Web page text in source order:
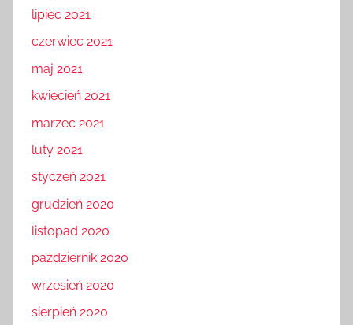
lipiec 2021
czerwiec 2021
maj 2021
kwiecień 2021
marzec 2021
luty 2021
styczeń 2021
grudzień 2020
listopad 2020
październik 2020
wrzesień 2020
sierpień 2020